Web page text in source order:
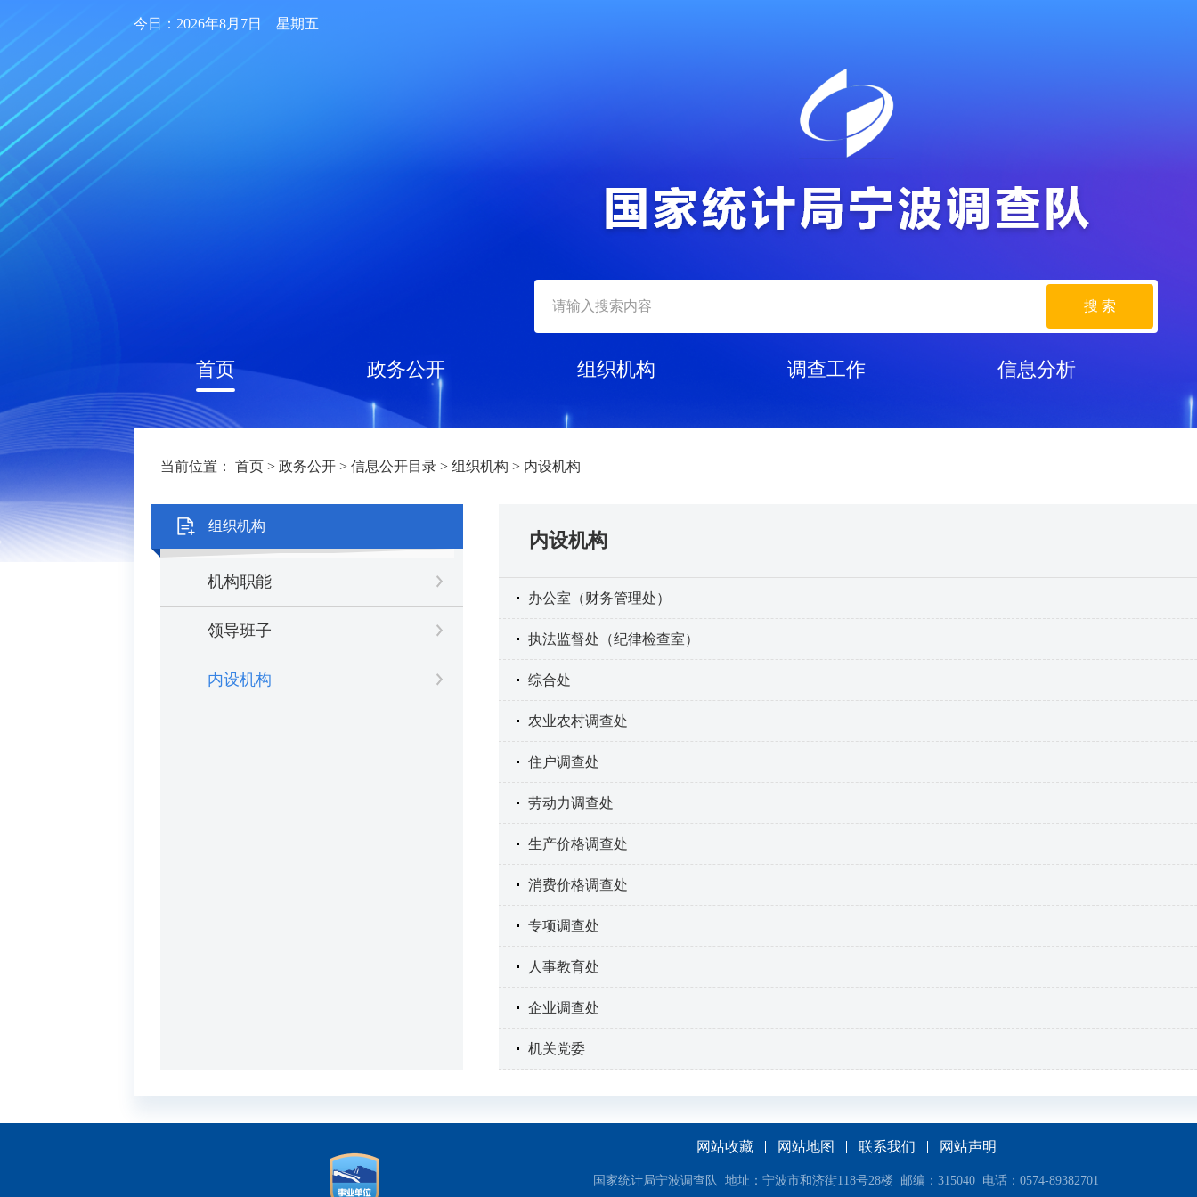
今日：2026年8月7日 星期五
搜 索
首页 政务公开 组织机构 调查工作 信息分析
当前位置： 首页 > 政务公开 > 信息公开目录 > 组织机构 > 内设机构
组织机构
机构职能
领导班子
内设机构
内设机构
办公室（财务管理处）
执法监督处（纪律检查室）
综合处
农业农村调查处
住户调查处
劳动力调查处
生产价格调查处
消费价格调查处
专项调查处
人事教育处
企业调查处
机关党委
网站收藏 网站地图 联系我们 网站声明
国家统计局宁波调查队 地址：宁波市和济街118号28楼 邮编：315040 电话：0574-89382701